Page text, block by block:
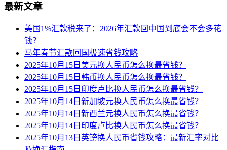
最新文章
美国1%汇款税来了：2026年汇款回中国到底会不会多花
钱？
马年春节汇款回国极速省钱攻略
2025年10月15日美元换人民币怎么换最省钱？
2025年10月15日韩币换人民币怎么换最省钱？
2025年10月15日印度卢比换人民币怎么换最省钱？
2025年10月14日新加坡元换人民币怎么换最省钱？
2025年10月14日新西兰元换人民币怎么换最省钱？
2025年10月14日印度卢比换人民币怎么换最省钱？
2025年10月13日英镑换人民币省钱攻略：最新汇率对比